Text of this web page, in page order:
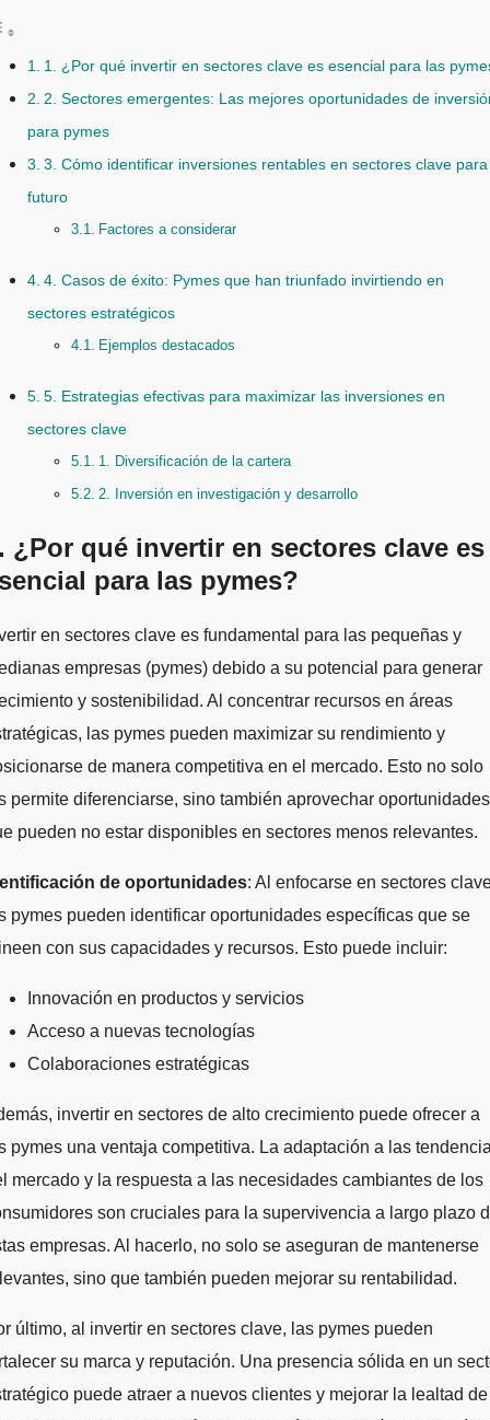
1. ¿Por qué invertir en sectores clave es esencial para las
2. Sectores emergentes: Las mejores oportunidades de
para pymes
3. Cómo identificar inversiones rentables en sectores clave
futuro
Factores a considerar
4. Casos de éxito: Pymes que han triunfado invirtiendo en
sectores estratégicos
Ejemplos destacados
5. Estrategias efectivas para maximizar las inversiones en
sectores clave
1. Diversificación de la cartera
2. Inversión en investigación y desarrollo
¿Por qué invertir en sectores clave es
para las pymes?
empresas (pymes) debido a su potencial para generar
y sostenibilidad. Al concentrar recursos en áreas
las pymes pueden maximizar su rendimiento y
de manera competitiva en el mercado. Esto no solo
permite diferenciarse, sino también aprovechar oportunidades
pueden no estar disponibles en sectores menos relevantes.
de oportunidades: Al enfocarse en sectores
pymes pueden identificar oportunidades específicas que se
con sus capacidades y recursos. Esto puede incluir:
Innovación en productos y servicios
Acceso a nuevas tecnologías
Colaboraciones estratégicas
invertir en sectores de alto crecimiento puede ofrecer a
pymes una ventaja competitiva. La adaptación a las
mercado y la respuesta a las necesidades cambiantes de los
son cruciales para la supervivencia a largo plazo
empresas. Al hacerlo, no solo se aseguran de mantenerse
sino que también pueden mejorar su rentabilidad.
último, al invertir en sectores clave, las pymes pueden
su marca y reputación. Una presencia sólida en un
puede atraer a nuevos clientes y mejorar la lealtad de